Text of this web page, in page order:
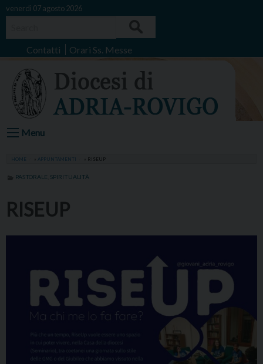
Skip
venerdì 07 agosto 2026
Contatti Orari Ss. Messe
Menu
HOME APPUNTAMENTI RISEUP
PASTORALE SPIRITUALITÀ
RISEUP